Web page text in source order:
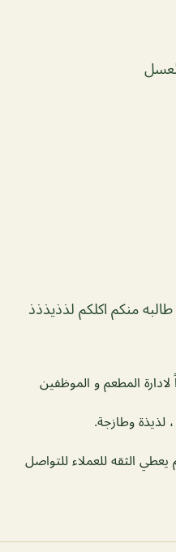
طالبه منكم اكلكم لذذيذذذ
المطعم و الموظفين
الثقه للعملاء للتواصل